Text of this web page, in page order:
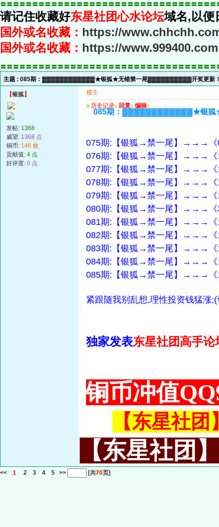
〓〓〓〓〓〓〓〓〓〓〓〓〓〓〓〓〓〓〓〓〓〓〓〓〓〓〓〓〓〓〓〓〓〓
请记住收藏好东星社团心水论坛域名,以便
国外或名收藏： https://
国外或名收藏： https://www.999400.com
〓〓〓〓〓〓〓〓〓〓〓〓〓〓〓〓〓〓〓〓〓〓〓〓〓〓〓〓〓〓〓〓〓〓
主题 : 085期：▓▓▓▓▓▓▓▓▓▓▓▓★银狐★无错禁一尾▓▓▓▓▓▓▓▓▓▓开奖更新
【银狐】
发帖: 1368
威望: 1368 点
铜币: 146 枚
贡献值: 4 点
好评度: 0 点
楼主
u 历史记录u 回复u 编辑u
085期：▓▓▓▓▓▓▓▓▓▓▓▓★银狐
075期:【银狐→禁一尾】→→→《
076期:【银狐→禁一尾】→→→《
077期:【银狐→禁一尾】→→→《
078期:【银狐→禁一尾】→→→《
079期:【银狐→禁一尾】→→→《
080期:【银狐→禁一尾】→→→《
081期:【银狐→禁一尾】→→→《
082期:【银狐→禁一尾】→→→《
083期:【银狐→禁一尾】→→→《
084期:【银狐→禁一尾】→→→《
085期:【银狐→禁一尾】→→→《
紧跟随我别乱想,理性投资钱猛涨
独家发表东星社团高手论
铜币冲值
【东星社
【东星社团
<< 1 2 3 4 5 >> [共70页]